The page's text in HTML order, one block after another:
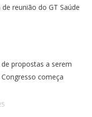
reunião do GT Saúde
propostas a serem
começa